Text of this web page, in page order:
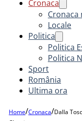
Cronaca
Cronaca
Locale
Politica
Politica
Politica
Sport
România
Ultima ora
Home/Cronaca/Dalla